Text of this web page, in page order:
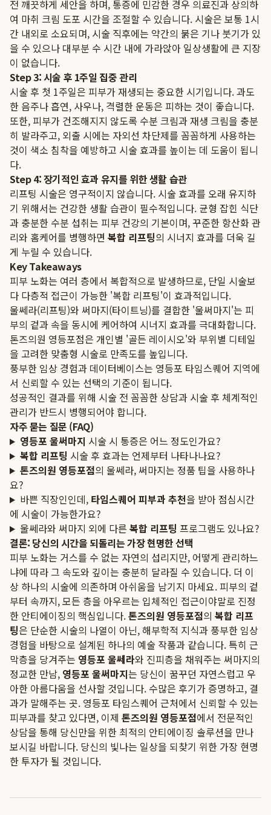
전 깨끗하게 세안을 하며, 통증에 민감한 경우 의료진과 상의하
여 마취 크림 도포 시간을 조절할 수 있습니다. 시술은 보통 1시
간 내외로 소요되며, 시술 직후에는 약간의 붉은 기나 붓기가 있
을 수 있으나 대부분 수 시간 내에 가라앉아 일상생활에 큰 지장
이 없습니다.
Step 3: 시술 후 1주일 집중 관리
시술 후 첫 1주일은 피부가 재생되는 중요한 시기입니다. 과도
한 음주나 흡연, 사우나, 격렬한 운동은 피하는 것이 좋습니다.
또한, 피부가 건조해지지 않도록 수분 크림과 재생 크림을 충분
히 발라주고, 외출 시에는 자외선 차단제를 꼼꼼하게 사용하는
것이 색소 침착을 예방하고 시술 효과를 높이는 데 도움이 됩니
다.
Step 4: 장기적인 효과 유지를 위한 생활 습관
리프팅 시술은 영구적이지 않습니다. 시술 효과를 오래 유지하
기 위해서는 건강한 생활 습관이 필수적입니다. 균형 잡힌 식단
과 충분한 수분 섭취는 피부 건강의 기본이며, 꾸준한 항산화 관
리와 홈케어를 병행하면 복합 리프팅의 시너지 효과를 더욱 길
게 누릴 수 있습니다.
Key Takeaways
피부 노화는 여러 층에서 복합적으로 발생하므로, 단일 시술보
다 다층적 접근이 가능한 '복합 리프팅'이 효과적입니다.
울쎄라(리프팅)와 써마지(타이트닝)를 결합한 '울써마지'는 피
부의 겉과 속을 동시에 케어하여 시너지 효과를 극대화합니다.
톤즈의원 영등포점은 개인별 '골든 레이시오'와 부위별 디테일
을 고려한 맞춤형 시술로 만족도를 높입니다.
풍부한 임상 경험과 데이터베이스는 영등포 타임스퀘어 지역에
서 신뢰할 수 있는 선택의 기준이 됩니다.
성공적인 결과를 위해 시술 전 꼼꼼한 상담과 시술 후 체계적인
관리가 반드시 병행되어야 합니다.
자주 묻는 질문 (FAQ)
영등포 울써마지 시술 시 통증은 어느 정도인가요?
복합 리프팅 시술 후 효과는 언제부터 나타나나요?
톤즈의원 영등포점의 울쎄라, 써마지는 정품 팁을 사용하나
요?
바쁜 직장인인데, 타임스퀘어 피부과 추천을 받아 점심시간
에 시술이 가능한가요?
울쎄라와 써마지 외에 다른 복합 리프팅 프로그램도 있나요?
결론: 당신의 시간을 되돌리는 가장 현명한 선택
피부 노화는 거스를 수 없는 자연의 섭리지만, 어떻게 관리하느
냐에 따라 그 속도와 깊이는 충분히 달라질 수 있습니다. 더 이
상 하나의 시술에 의존하며 아쉬움을 남기지 마세요. 피부의 겉
부터 속까지, 모든 층을 아우르는 입체적인 접근이야말로 진정
한 안티에이징의 핵심입니다.톤즈의원 영등포점의 복합 리프
팅은 단순한 시술의 나열이 아닌, 해부학적 지식과 풍부한 임상
경험을 바탕으로 설계된 하나의 예술 작품과 같습니다. 특히 근
막층을 당겨주는 영등포 울쎄라와 진피층을 채워주는 써마지의
정교한 만남, 영등포 울써마지는 당신이 꿈꾸던 자연스럽고 우
아한 아름다움을 선사할 것입니다. 수많은 후기가 증명하고, 결
과가 말해주는 곳. 영등포 타임스퀘어 근처에서 신뢰할 수 있는
피부과를 찾고 있다면, 이제 톤즈의원 영등포점에서 전문적인
상담을 통해 당신만을 위한 최적의 안티에이징 솔루션을 만나
보시길 바랍니다. 당신의 빛나는 일상을 되찾기 위한 가장 현명
한 투자가 될 것입니다.